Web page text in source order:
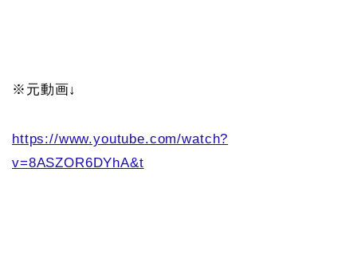
※元動画↓
https://www.youtube.com/watch?
v=8ASZOR6DYhA&t